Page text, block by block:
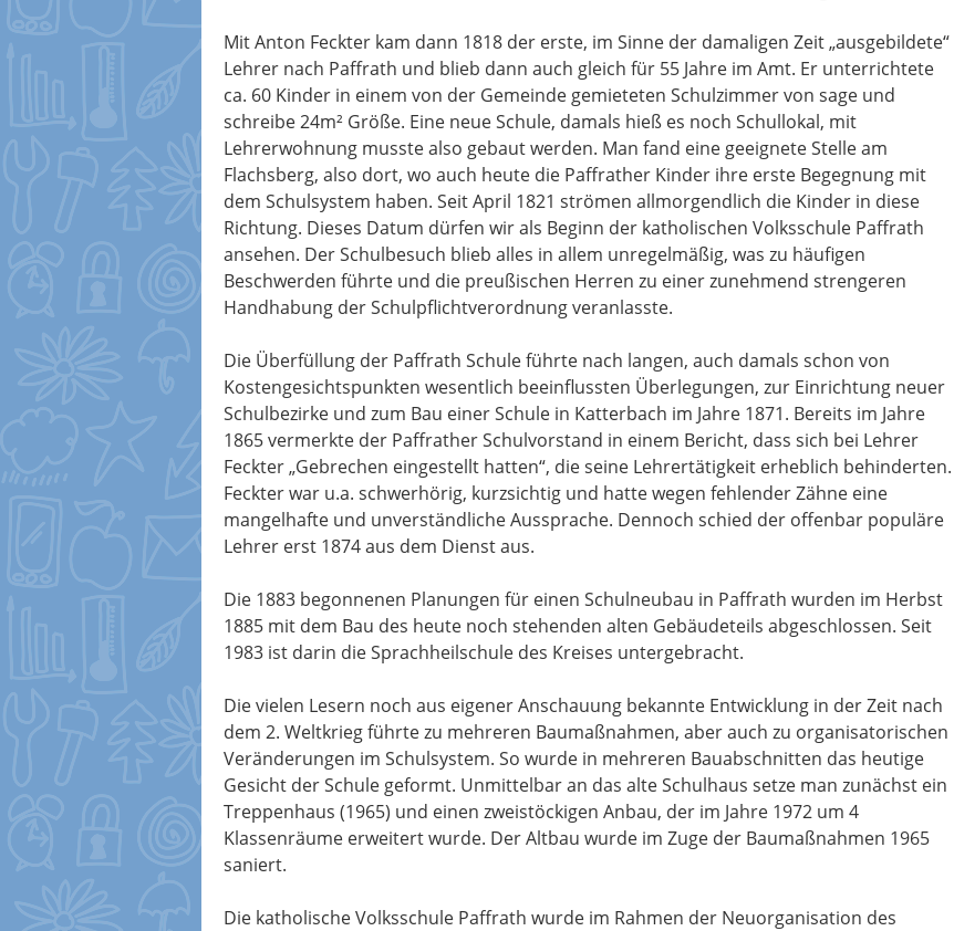
Mit Anton Feckter kam dann 1818 der erste, im Sinne der damaligen Zeit „ausgebildete“
Lehrer nach Paffrath und blieb dann auch gleich für 55 Jahre im Amt. Er unterrichtete
ca. 60 Kinder in einem von der Gemeinde gemieteten Schulzimmer von sage und
schreibe 24m² Größe. Eine neue Schule, damals hieß es noch Schullokal, mit
Lehrerwohnung musste also gebaut werden. Man fand eine geeignete Stelle am
Flachsberg, also dort, wo auch heute die Paffrather Kinder ihre erste Begegnung mit
dem Schulsystem haben. Seit April 1821 strömen allmorgendlich die Kinder in diese
Richtung. Dieses Datum dürfen wir als Beginn der katholischen Volksschule Paffrath
ansehen. Der Schulbesuch blieb alles in allem unregelmäßig, was zu häufigen
Beschwerden führte und die preußischen Herren zu einer zunehmend strengeren
Handhabung der Schulpflichtverordnung veranlasste.
Die Überfüllung der Paffrath Schule führte nach langen, auch damals schon von
Kostengesichtspunkten wesentlich beeinflussten Überlegungen, zur Einrichtung neuer
Schulbezirke und zum Bau einer Schule in Katterbach im Jahre 1871. Bereits im Jahre
1865 vermerkte der Paffrather Schulvorstand in einem Bericht, dass sich bei Lehrer
Feckter „Gebrechen eingestellt hatten“, die seine Lehrertätigkeit erheblich behinderten.
Feckter war u.a. schwerhörig, kurzsichtig und hatte wegen fehlender Zähne eine
mangelhafte und unverständliche Aussprache. Dennoch schied der offenbar populäre
Lehrer erst 1874 aus dem Dienst aus.
Die 1883 begonnenen Planungen für einen Schulneubau in Paffrath wurden im Herbst
1885 mit dem Bau des heute noch stehenden alten Gebäudeteils abgeschlossen. Seit
1983 ist darin die Sprachheilschule des Kreises untergebracht.
Die vielen Lesern noch aus eigener Anschauung bekannte Entwicklung in der Zeit nach
dem 2. Weltkrieg führte zu mehreren Baumaßnahmen, aber auch zu organisatorischen
Veränderungen im Schulsystem. So wurde in mehreren Bauabschnitten das heutige
Gesicht der Schule geformt. Unmittelbar an das alte Schulhaus setze man zunächst ein
Treppenhaus (1965) und einen zweistöckigen Anbau, der im Jahre 1972 um 4
Klassenräume erweitert wurde. Der Altbau wurde im Zuge der Baumaßnahmen 1965
saniert.
Die katholische Volksschule Paffrath wurde im Rahmen der Neuorganisation des